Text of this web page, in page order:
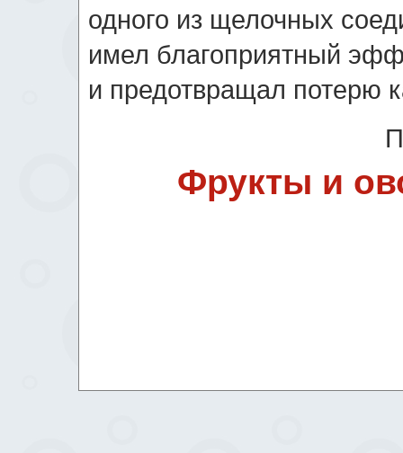
одного из щелочных
имел благоприятный
и предотвращал потерю
Фрукты и